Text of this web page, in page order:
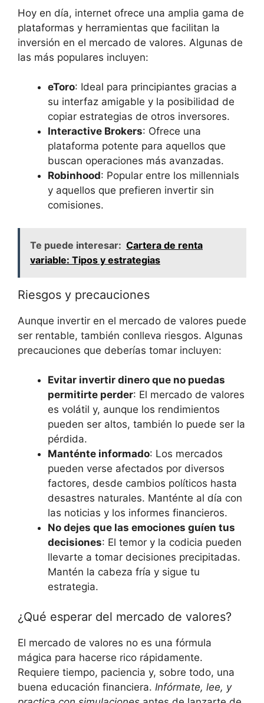
Hoy en día, internet ofrece una amplia gama de
plataformas y herramientas que facilitan la
inversión en el mercado de valores. Algunas de
las más populares incluyen:
eToro: Ideal para principiantes gracias a
su interfaz amigable y la posibilidad de
copiar estrategias de otros inversores.
Interactive Brokers: Ofrece una
plataforma potente para aquellos que
buscan operaciones más avanzadas.
Robinhood: Popular entre los millennials
y aquellos que prefieren invertir sin
comisiones.
Te puede interesar: Cartera de renta
variable: Tipos y estrategias
Riesgos y precauciones
Aunque invertir en el mercado de valores puede
ser rentable, también conlleva riesgos. Algunas
precauciones que deberías tomar incluyen:
Evitar invertir dinero que no puedas
permitirte perder: El mercado de valores
es volátil y, aunque los rendimientos
pueden ser altos, también lo puede ser la
pérdida.
Manténte informado: Los mercados
pueden verse afectados por diversos
factores, desde cambios políticos hasta
desastres naturales. Manténte al día con
las noticias y los informes financieros.
No dejes que las emociones guíen tus
decisiones: El temor y la codicia pueden
llevarte a tomar decisiones precipitadas.
Mantén la cabeza fría y sigue tu
estrategia.
¿Qué esperar del mercado de valores?
El mercado de valores no es una fórmula
mágica para hacerse rico rápidamente.
Requiere tiempo, paciencia y, sobre todo, una
buena educación financiera. Infórmate, lee, y